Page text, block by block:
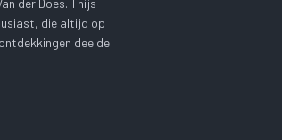
der Does. Thijs
die altijd op
deelde